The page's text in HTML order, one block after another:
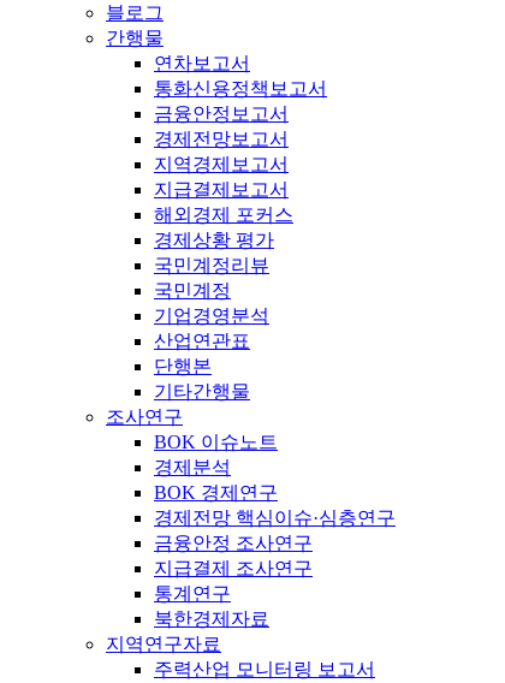
블로그
간행물
연차보고서
통화신용정책보고서
금융안정보고서
경제전망보고서
지역경제보고서
지급결제보고서
해외경제 포커스
경제상황 평가
국민계정리뷰
국민계정
기업경영분석
산업연관표
단행본
기타간행물
조사연구
BOK 이슈노트
경제분석
BOK 경제연구
경제전망 핵심이슈·심층연구
금융안정 조사연구
지급결제 조사연구
통계연구
북한경제자료
지역연구자료
주력산업 모니터링 보고서